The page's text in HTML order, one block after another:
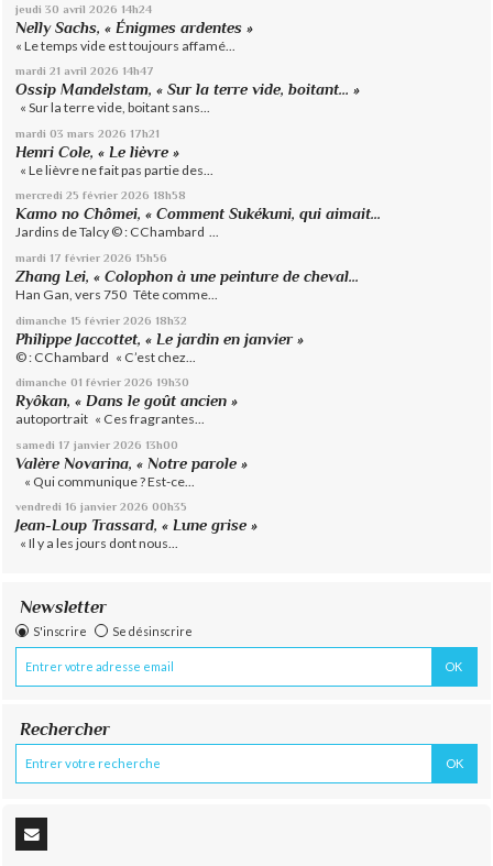
jeudi 30 avril 2026 14h24
Nelly Sachs, « Énigmes ardentes »
« Le temps vide est toujours affamé...
mardi 21 avril 2026 14h47
Ossip Mandelstam, « Sur la terre vide, boitant… »
« Sur la terre vide, boitant sans...
mardi 03 mars 2026 17h21
Henri Cole, « Le lièvre »
« Le lièvre ne fait pas partie des...
mercredi 25 février 2026 18h58
Kamo no Chômei, « Comment Sukékuni, qui aimait...
Jardins de Talcy © : CChambard ...
mardi 17 février 2026 15h56
Zhang Lei, « Colophon à une peinture de cheval...
Han Gan, vers 750 Tête comme...
dimanche 15 février 2026 18h32
Philippe Jaccottet, « Le jardin en janvier »
© : CChambard « C’est chez...
dimanche 01 février 2026 19h30
Ryôkan, « Dans le goût ancien »
autoportrait « Ces fragrantes...
samedi 17 janvier 2026 13h00
Valère Novarina, « Notre parole »
« Qui communique ? Est-ce...
vendredi 16 janvier 2026 00h35
Jean-Loup Trassard, « Lune grise »
« Il y a les jours dont nous...
Newsletter
S'inscrire Se désinscrire
Rechercher